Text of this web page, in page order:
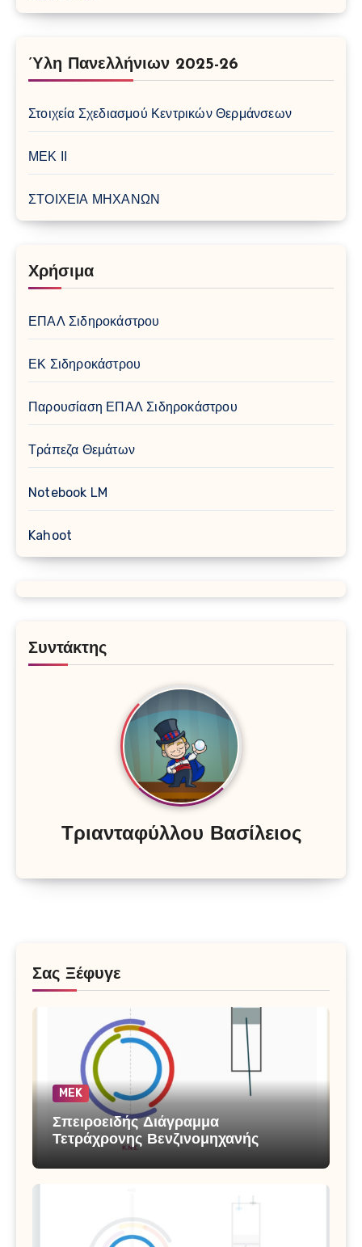
Ύλη Πανελλήνιων 2025-26
Στοιχεία Σχεδιασμού Κεντρικών Θερμάνσεων
ΜΕΚ ΙΙ
ΣΤΟΙΧΕΙΑ ΜΗΧΑΝΩΝ
Χρήσιμα
ΕΠΑΛ Σιδηροκάστρου
ΕΚ Σιδηροκάστρου
Παρουσίαση ΕΠΑΛ Σιδηροκάστρου
Τράπεζα Θεμάτων
Notebook LM
Kahoot
Συντάκτης
Τριανταφύλλου Βασίλειος
Σας Ξέφυγε
MEK
Σπειροειδής Διάγραμμα
Τετράχρονης Βενζινομηχανής